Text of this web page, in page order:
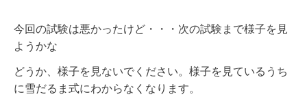
今回の試験は悪かったけど・・・次の試験まで様子を見
ようかな
どうか、様子を見ないでください。様子を見ているうち
に雪だるま式にわからなくなります。